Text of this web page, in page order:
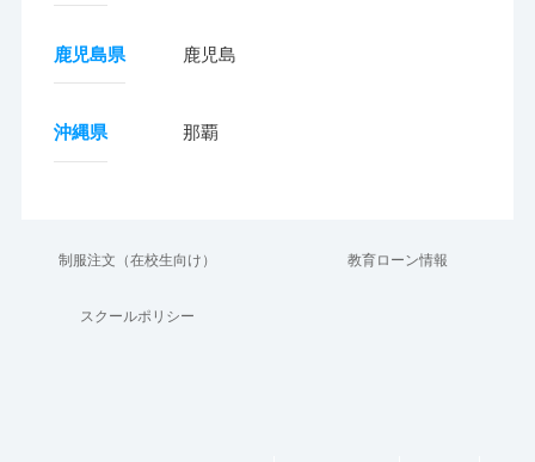
鹿児島県 鹿児島
沖縄県 那覇
制服注文（在校生向け） 教育ローン情報
スクールポリシー